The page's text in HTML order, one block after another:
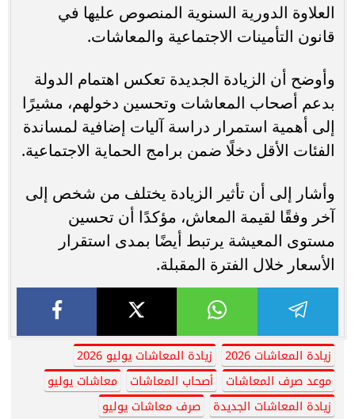
العلاوة الدورية السنوية المنصوص عليها في
قانون التأمينات الاجتماعية والمعاشات.
وأوضح أن الزيادة الجديدة تعكس اهتمام الدولة
بدعم أصحاب المعاشات وتحسين دخولهم، مشيرًا
إلى أهمية استمرار دراسة آليات إضافية لمساندة
الفئات الأقل دخلًا ضمن برامج الحماية الاجتماعية.
وأشار إلى أن تأثير الزيادة يختلف من شخص إلى
آخر وفقًا لقيمة المعاش، مؤكدًا أن تحسين
مستوى المعيشة يرتبط أيضًا بمدى استقرار
الأسعار خلال الفترة المقبلة.
زيادة المعاشات 2026
زيادة المعاشات يوليو 2026
موعد صرف المعاشات
أصحاب المعاشات
معاشات يوليو
زيادة المعاشات الجديدة
صرف معاشات يوليو